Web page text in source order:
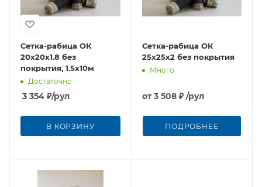
Сетка-рабица ОК
20х20х1.8 без
покрытия, 1.5х10м
Достаточно
3 354 ₽/рул
В КОРЗИНУ
Сетка-рабица ОК
25х25х2 без покрытия
Много
от3 508 ₽ /рул
ПОДРОБНЕЕ